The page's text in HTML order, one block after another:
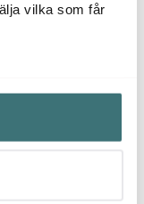
vilka som får
plats som
meter
skanna den för
kunder